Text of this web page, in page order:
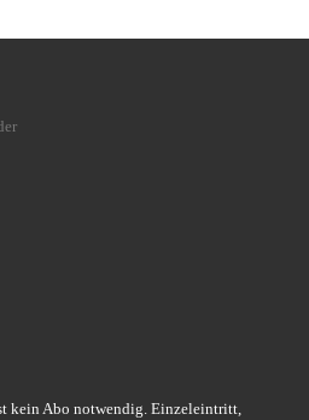
kein Abo notwendig. Einzeleintritt,